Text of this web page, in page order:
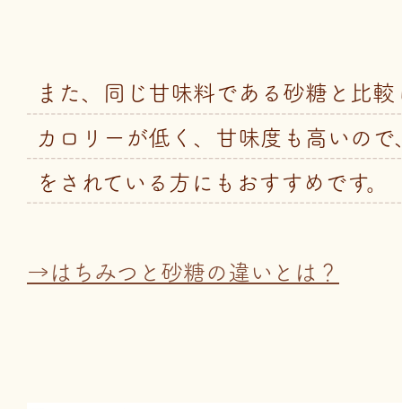
また、同じ甘味料である砂糖と比
カロリーが低く、甘味度も高いので
をされている方にもおすすめです。
→はちみつと砂糖の違いとは？